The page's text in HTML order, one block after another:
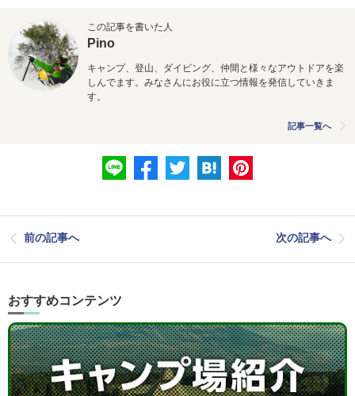
この記事を書いた人
Pino
キャンプ、登山、ダイビング、仲間と様々なアウトドアを楽
しんでます。みなさんにお役に立つ情報を発信していきま
す。
記事一覧へ
前の記事へ 次の記事へ
おすすめコンテンツ